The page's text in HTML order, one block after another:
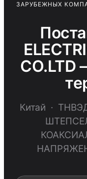
ЗАРУБЕЖНЫХ
CO.LTD
Китай ·